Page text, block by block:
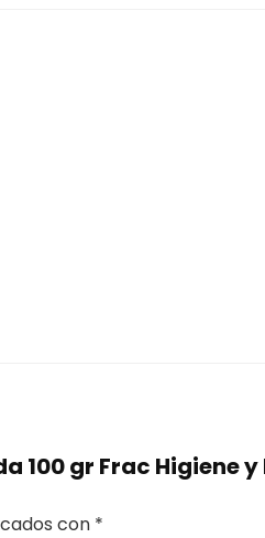
100 gr Frac Higiene
con *